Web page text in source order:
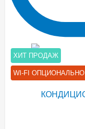
ХИТ ПРОДАЖ
WI-FI ОПЦИОНАЛЬНО